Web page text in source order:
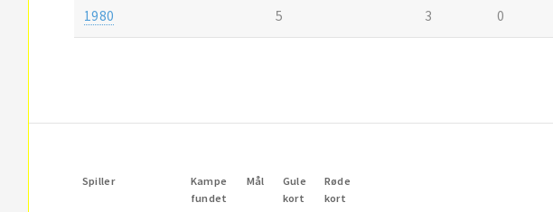
1980 5 3 0
Spiller
Kampe
fundet
Mål
Gule
kort
Røde
kort